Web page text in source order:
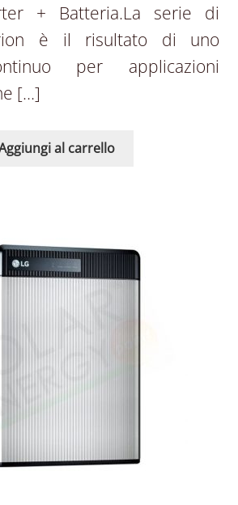
+ Batteria.La serie di
è il risultato di uno
per applicazioni
[…]
al carrello